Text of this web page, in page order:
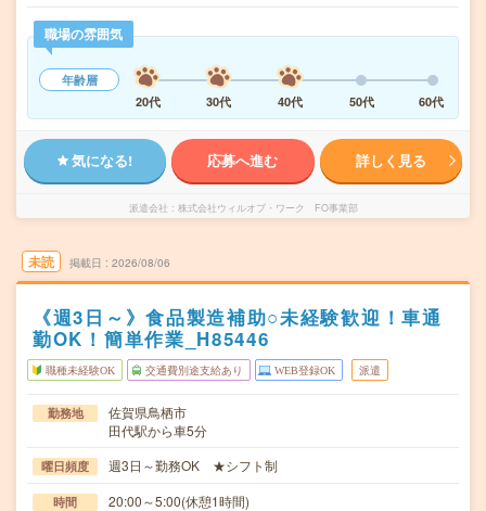
職場の雰囲気
年齢層
20代
30代 40代 50代 60代
気になる! 応募へ進む 詳しく見る
派遣会社 株式会社ウィルオブ・ワーク FO事業部
未読 掲載日 2026/08/06
《週3日～》食品製造補助○未経験歓迎！車通
勤OK！簡単作業_H85446
職種未経験OK 交通費別途支給あり WEB登録OK 派遣
勤務地
佐賀県鳥栖市
田代駅から車5分
曜日頻度 週3日～勤務OK ★シフト制
時間 20:00～5:00(休憩1時間)